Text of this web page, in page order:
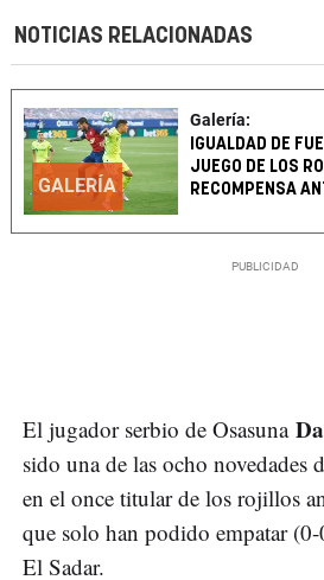
NOTICIAS RELACIONADAS
GALERÍA
Galería:
IGUALDAD DE
JUEGO DE LOS
RECOMPENSA
El jugador serbio de Osasuna
sido una de las ocho novedades
en el once titular de los rojillos
que solo han podido empatar
El Sadar.